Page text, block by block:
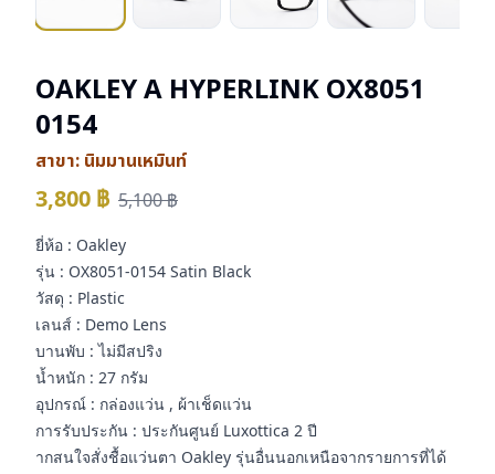
OAKLEY A HYPERLINK OX8051
0154
สาขา: นิมมานเหมินท์
3,800 ฿ 5,100฿
ยี่ห้อ : Oakley
รุ่น : OX8051-0154 Satin Black
วัสดุ : Plastic
เลนส์ : Demo Lens
บานพับ : ไม่มีสปริง
น้ำหนัก : 27 กรัม
อุปกรณ์ : กล่องแว่น , ผ้าเช็ดแว่น
การรับประกัน : ประกันศูนย์ Luxottica 2 ปี
ากสนใจสั่งชื้อแว่นตา Oakley รุ่นอื่นนอกเหนือจากรายการที่ได้